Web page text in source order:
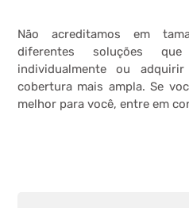
Não acreditamos em
diferentes soluções
individualmente ou
cobertura mais ampla. Se
melhor para você, entre em